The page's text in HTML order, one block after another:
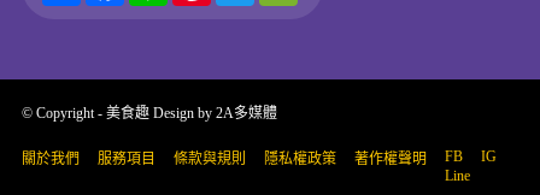
© Copyright - 美食趣Design by 2A多媒體
關於我們 服務項目 條款與規則 隱私權政策 著作權聲明 FB
IG
Line